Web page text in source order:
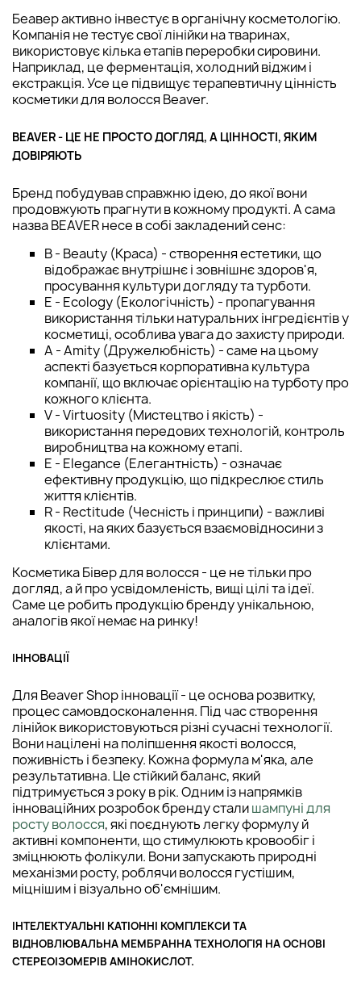
Беавер активно інвестує в органічну косметологію.
Компанія не тестує свої лінійки на тваринах,
використовує кілька етапів переробки сировини.
Наприклад, це ферментація, холодний віджим і
екстракція. Усе це підвищує терапевтичну цінність
косметики для волосся Beaver.
BEAVER - ЦЕ НЕ ПРОСТО ДОГЛЯД, А ЦІННОСТІ, ЯКИМ
ДОВІРЯЮТЬ
Бренд побудував справжню ідею, до якої вони
продовжують прагнути в кожному продукті. А сама
назва BEAVER несе в собі закладений сенс:
B - Beauty (Краса) - створення естетики, що
відображає внутрішнє і зовнішнє здоров'я,
просування культури догляду та турботи.
E - Ecology (Екологічність) - пропагування
використання тільки натуральних інгредієнтів у
косметиці, особлива увага до захисту природи.
A - Amity (Дружелюбність) - саме на цьому
аспекті базується корпоративна культура
компанії, що включає орієнтацію на турботу про
кожного клієнта.
V - Virtuosity (Мистецтво і якість) -
використання передових технологій, контроль
виробництва на кожному етапі.
E - Elegance (Елегантність) - означає
ефективну продукцію, що підкреслює стиль
життя клієнтів.
R - Rectitude (Чесність і принципи) - важливі
якості, на яких базується взаємовідносини з
клієнтами.
Косметика Бівер для волосся - це не тільки про
догляд, а й про усвідомленість, вищі цілі та ідеї.
Саме це робить продукцію бренду унікальною,
аналогів якої немає на ринку!
ІННОВАЦІЇ
Для Beaver Shop інновації - це основа розвитку,
процес самовдосконалення. Під час створення
лінійок використовуються різні сучасні технології.
Вони націлені на поліпшення якості волосся,
поживність і безпеку. Кожна формула м'яка, але
результативна. Це стійкий баланс, який
підтримується з року в рік. Одним із напрямків
інноваційних розробок бренду сталишампуні для
росту волосся, які поєднують легку формулу й
активні компоненти, що стимулюють кровообіг і
зміцнюють фолікули. Вони запускають природні
механізми росту, роблячи волосся густішим,
міцнішим і візуально об'ємнішим.
ІНТЕЛЕКТУАЛЬНІ КАТІОННІ КОМПЛЕКСИ ТА
ВІДНОВЛЮВАЛЬНА МЕМБРАННА ТЕХНОЛОГІЯ НА ОСНОВІ
СТЕРЕОІЗОМЕРІВ АМІНОКИСЛОТ.